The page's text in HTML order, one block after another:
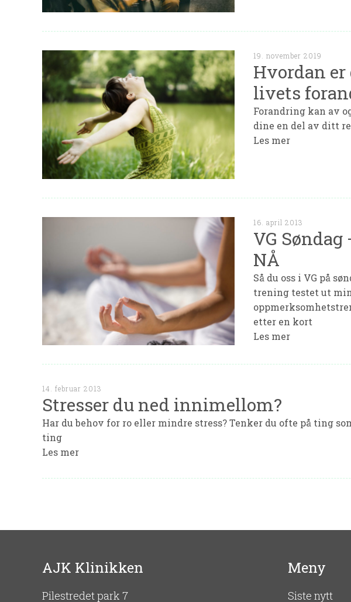
19. november 2019
Hvordan
livets
Forandring kan av
dine en del av ditt
Les mer
16. april 2013
VG
NÅ
Så du oss i VG på
trening testet ut
etter en kort
Les mer
14. februar 2013
Stresser du ned innimellom?
Har du behov for ro eller mindre stress? Tenker du ofte på ting
ting
Les mer
AJK Klinikken
Pilestredet park 7
Meny
Siste nytt